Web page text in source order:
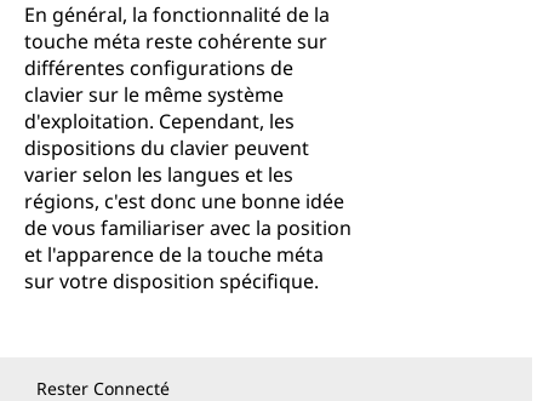
En général, la fonctionnalité de la
touche méta reste cohérente sur
différentes configurations de
clavier sur le même système
d'exploitation. Cependant, les
dispositions du clavier peuvent
varier selon les langues et les
régions, c'est donc une bonne idée
de vous familiariser avec la position
et l'apparence de la touche méta
sur votre disposition spécifique.
Rester Connecté